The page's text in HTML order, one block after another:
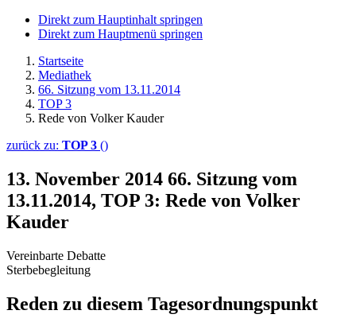
Direkt zum Hauptinhalt springen
Direkt zum Hauptmenü springen
Startseite
Mediathek
66. Sitzung vom 13.11.2014
TOP 3
Rede von Volker Kauder
zurück zu: TOP 3 ()
13. November 2014 66. Sitzung vom
13.11.2014, TOP 3: Rede von Volker
Kauder
Vereinbarte Debatte
Sterbebegleitung
Reden zu diesem Tagesordnungspunkt